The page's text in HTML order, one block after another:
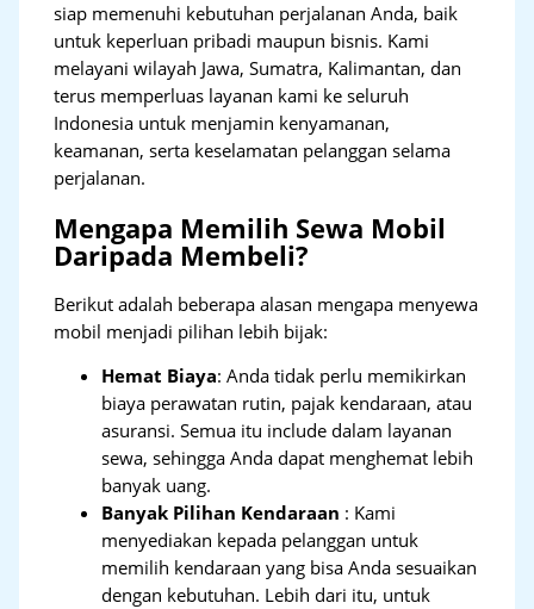
siap memenuhi kebutuhan perjalanan Anda, baik
untuk keperluan pribadi maupun bisnis. Kami
melayani wilayah Jawa, Sumatra, Kalimantan, dan
terus memperluas layanan kami ke seluruh
Indonesia untuk menjamin kenyamanan,
keamanan, serta keselamatan pelanggan selama
perjalanan.
Mengapa Memilih Sewa Mobil
Daripada Membeli?
Berikut adalah beberapa alasan mengapa menyewa
mobil menjadi pilihan lebih bijak:
Hemat Biaya: Anda tidak perlu memikirkan
biaya perawatan rutin, pajak kendaraan, atau
asuransi. Semua itu include dalam layanan
sewa, sehingga Anda dapat menghemat lebih
banyak uang.
Banyak Pilihan Kendaraan : Kami
menyediakan kepada pelanggan untuk
memilih kendaraan yang bisa Anda sesuaikan
dengan kebutuhan. Lebih dari itu, untuk